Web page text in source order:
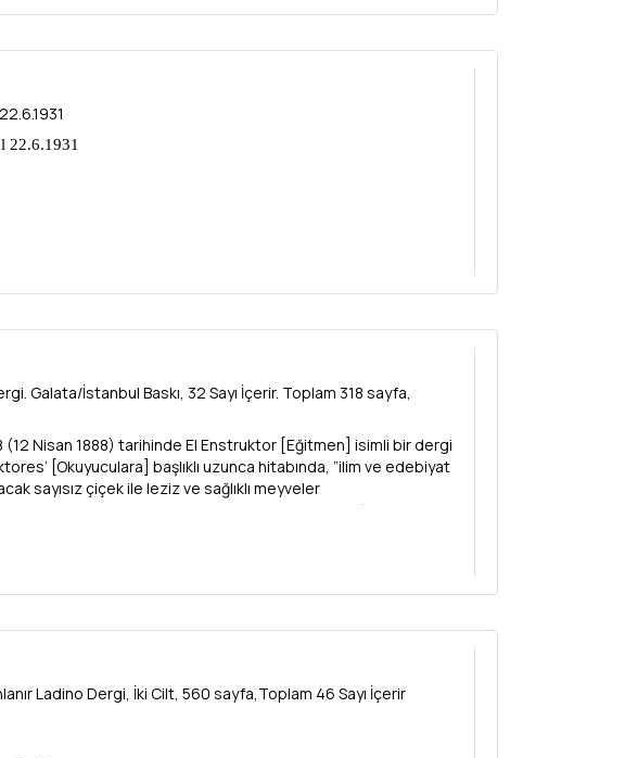
22.6.1931
Galata/İstanbul Baskı, 32 Sayı İçerir. Toplam 318 sayfa,
(12 Nisan 1888) tarihinde El Enstruktor [Eğitmen] isimli bir dergi
[Okuyuculara] başlıklı uzunca hitabında, ”ilim ve edebiyat
sayısız çiçek ile leziz ve sağlıklı meyveler
Derginin içerik programını da aşağıdaki şekilde
öyküler, seyahat intibaları, faydalı bilgiler, eğitici ve ahlaki
davet etmekte, ancak “Yahudiler için tasarlanmış derginin
para los djudyos, el deve tener un karakter djudyo] altını
Literera] perşembe günleri basılıyordu.
Ladino Dergi, İki Cilt, 560 sayfa,Toplam 46 Sayı İçerir